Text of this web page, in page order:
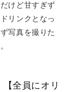
けど甘すぎず
リンクとなっ
写真を撮りた
全員にオリ